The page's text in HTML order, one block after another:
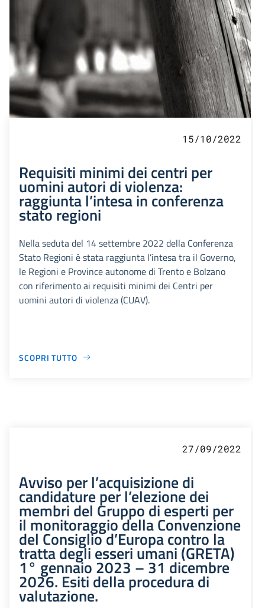
15/10/2022
Requisiti minimi dei centri per
uomini autori di violenza:
raggiunta l’intesa in conferenza
stato regioni
Nella seduta del 14 settembre 2022 della Conferenza
Stato Regioni è stata raggiunta l’intesa tra il Governo,
le Regioni e Province autonome di Trento e Bolzano
con riferimento ai requisiti minimi dei Centri per
uomini autori di violenza (CUAV).
SCOPRI TUTTO
27/09/2022
Avviso per l’acquisizione di
candidature per l’elezione dei
membri del Gruppo di esperti per
il monitoraggio della Convenzione
del Consiglio d’Europa contro la
tratta degli esseri umani (GRETA)
1° gennaio 2023 – 31 dicembre
2026. Esiti della procedura di
valutazione.